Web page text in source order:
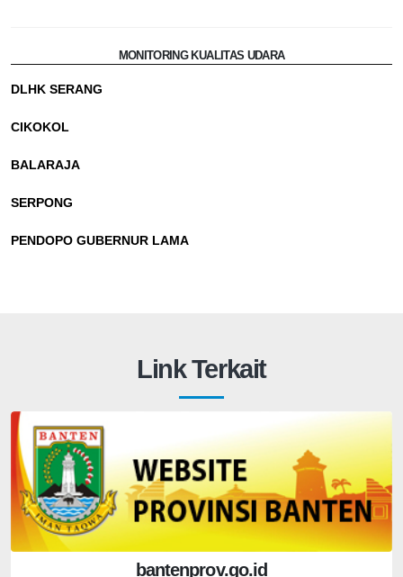
MONITORING KUALITAS UDARA
DLHK SERANG
CIKOKOL
BALARAJA
SERPONG
PENDOPO GUBERNUR LAMA
Link Terkait
bantenprov.go.id